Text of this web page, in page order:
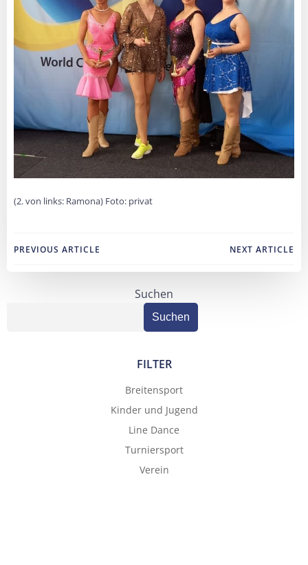
(2. von links: Ramona) Foto: privat
Post
navigation
PREVIOUS ARTICLE
navigation
NEXT ARTICLE
Suchen
Suchen
FILTER
Breitensport
Kinder und Jugend
Line Dance
Turniersport
Verein